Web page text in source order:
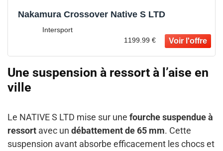
Nakamura Crossover Native S LTD
Intersport
1199.99 €
Une suspension à ressort à l’aise en
ville
Le NATIVE S LTD mise sur une fourche suspendue à
ressort avec un débattement de 65 mm. Cette
suspension avant absorbe efficacement les chocs et